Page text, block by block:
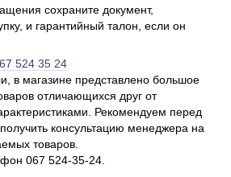
сохраните документ,
и гарантийный талон, если он
524 35 24
в магазине представлено большое
отличающихся друг от
Рекомендуем перед
консультацию менеджера на
товаров.
067 524-35-24.